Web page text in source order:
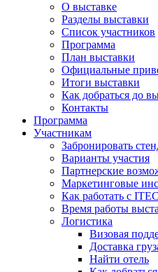
О выставке
Разделы выставки
Список участников
Программа
План выставки
Официальные
Итоги выставки
Как добраться до
Контакты
Программа
Участникам
Забронировать
Варианты участия
Партнерские
Маркетинговые
Как работать с
Время работы
Логистика
Визовая
Доставка
Найти отель